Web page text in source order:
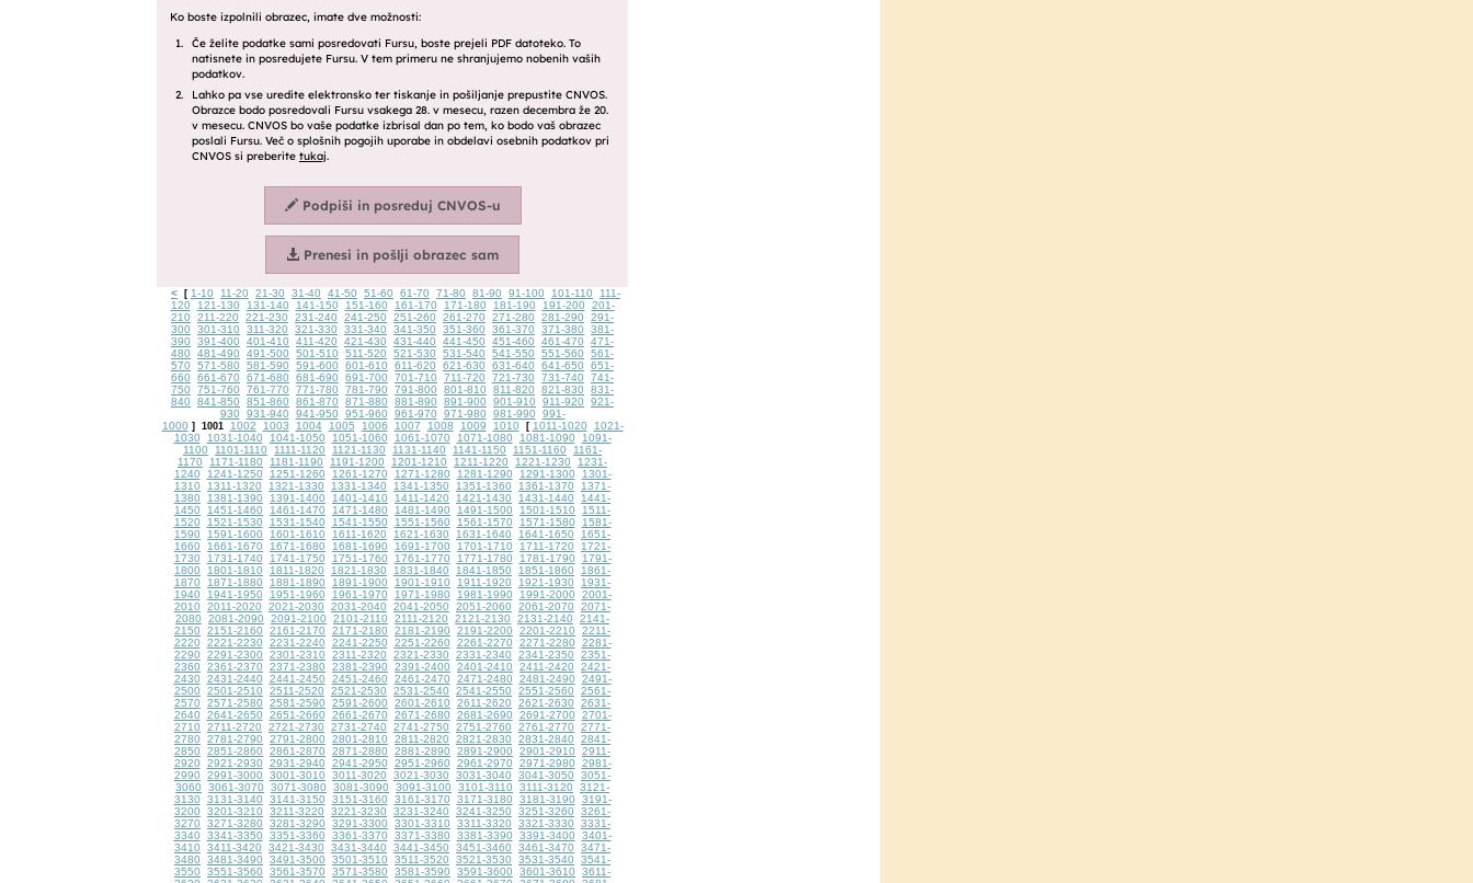
< [ 1-10 11-20 21-30 31-40 41-50 51-60 61-70 71-80 81-90 91-100 101-110
111-
120
121-130 131-140 141-150 151-160 161-170 171-180 181-190 191-200
201-
210
211-220 221-230 231-240 241-250 251-260 261-270 271-280 281-290
291-
300
301-310 311-320 321-330 331-340 341-350 351-360 361-370 371-380
381-
390
391-400 401-410 411-420 421-430 431-440 441-450 451-460 461-470
471-
480
481-490 491-500 501-510 511-520 521-530 531-540 541-550 551-560
561-
570
571-580 581-590 591-600 601-610 611-620 621-630 631-640 641-650
651-
660
661-670 671-680 681-690 691-700 701-710 711-720 721-730 731-740
741-
750
751-760 761-770 771-780 781-790 791-800 801-810 811-820 821-830
831-
840
841-850 851-860 861-870 871-880 881-890 891-900 901-910 911-920
921-
930
931-940 941-950 951-960 961-970 971-980 981-990
991-
1000 ] 1001 1002 1003 1004 1005 1006 1007 1008 1009 1010 [ 1011-1020
1021-
1030
1031-1040 1041-1050 1051-1060 1061-1070 1071-1080 1081-1090
1091-
1100
1101-1110 1111-1120 1121-1130 1131-1140 1141-1150 1151-1160
1161-
1170
1171-1180 1181-1190 1191-1200 1201-1210 1211-1220 1221-1230
1231-
1240
1241-1250 1251-1260 1261-1270 1271-1280 1281-1290 1291-1300
1301-
1310
1311-1320 1321-1330 1331-1340 1341-1350 1351-1360 1361-1370
1371-
1380
1381-1390 1391-1400 1401-1410 1411-1420 1421-1430 1431-1440
1441-
1450
1451-1460 1461-1470 1471-1480 1481-1490 1491-1500 1501-1510
1511-
1520
1521-1530 1531-1540 1541-1550 1551-1560 1561-1570 1571-1580
1581-
1590
1591-1600 1601-1610 1611-1620 1621-1630 1631-1640 1641-1650
1651-
1660
1661-1670 1671-1680 1681-1690 1691-1700 1701-1710 1711-1720
1721-
1730
1731-1740 1741-1750 1751-1760 1761-1770 1771-1780 1781-1790
1791-
1800
1801-1810 1811-1820 1821-1830 1831-1840 1841-1850 1851-1860
1861-
1870
1871-1880 1881-1890 1891-1900 1901-1910 1911-1920 1921-1930
1931-
1940
1941-1950 1951-1960 1961-1970 1971-1980 1981-1990 1991-2000
2001-
2010
2011-2020 2021-2030 2031-2040 2041-2050 2051-2060 2061-2070
2071-
2080
2081-2090 2091-2100 2101-2110 2111-2120 2121-2130 2131-2140
2141-
2150
2151-2160 2161-2170 2171-2180 2181-2190 2191-2200 2201-2210
2211-
2220
2221-2230 2231-2240 2241-2250 2251-2260 2261-2270 2271-2280
2281-
2290
2291-2300 2301-2310 2311-2320 2321-2330 2331-2340 2341-2350
2351-
2360
2361-2370 2371-2380 2381-2390 2391-2400 2401-2410 2411-2420
2421-
2430
2431-2440 2441-2450 2451-2460 2461-2470 2471-2480 2481-2490
2491-
2500
2501-2510 2511-2520 2521-2530 2531-2540 2541-2550 2551-2560
2561-
2570
2571-2580 2581-2590 2591-2600 2601-2610 2611-2620 2621-2630
2631-
2640
2641-2650 2651-2660 2661-2670 2671-2680 2681-2690 2691-2700
2701-
2710
2711-2720 2721-2730 2731-2740 2741-2750 2751-2760 2761-2770
2771-
2780
2781-2790 2791-2800 2801-2810 2811-2820 2821-2830 2831-2840
2841-
2850
2851-2860 2861-2870 2871-2880 2881-2890 2891-2900 2901-2910
2911-
2920
2921-2930 2931-2940 2941-2950 2951-2960 2961-2970 2971-2980
2981-
2990
2991-3000 3001-3010 3011-3020 3021-3030 3031-3040 3041-3050
3051-
3060
3061-3070 3071-3080 3081-3090 3091-3100 3101-3110 3111-3120
3121-
3130
3131-3140 3141-3150 3151-3160 3161-3170 3171-3180 3181-3190
3191-
3200
3201-3210 3211-3220 3221-3230 3231-3240 3241-3250 3251-3260
3261-
3270
3271-3280 3281-3290 3291-3300 3301-3310 3311-3320 3321-3330
3331-
3340
3341-3350 3351-3360 3361-3370 3371-3380 3381-3390 3391-3400
3401-
3410
3411-3420 3421-3430 3431-3440 3441-3450 3451-3460 3461-3470
3471-
3480
3481-3490 3491-3500 3501-3510 3511-3520 3521-3530 3531-3540
3541-
3550
3551-3560 3561-3570 3571-3580 3581-3590 3591-3600 3601-3610
3611-